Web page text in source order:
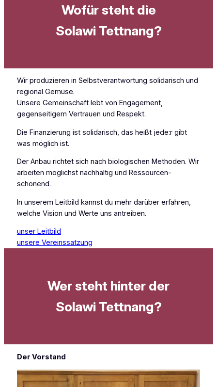
Wofür steht die
Solawi Tettnang?
Wir produzieren in Selbstverantwortung solidarisch und
regional Gemüse.
Unsere Gemeinschaft lebt von Engagement,
gegenseitigem Vertrauen und Respekt.
Die Finanzierung ist solidarisch, das heißt jede:r gibt
was möglich ist.
Der Anbau richtet sich nach biologischen Methoden. Wir
arbeiten möglichst nachhaltig und Ressourcen-
schonend.
In unserem Leitbild kannst du mehr darüber erfahren,
welche Vision und Werte uns antreiben.
unser Leitbild
unsere Vereinssatzung
Wer steht hinter der
Solawi Tettnang?
Der Vorstand